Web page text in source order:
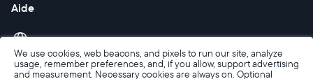
We use cookies, web beacons, and pixels to run our site, analyze
usage, remember preferences, and, if you allow, support advertising
and measurement. Necessary cookies are always on. Optional
Aide